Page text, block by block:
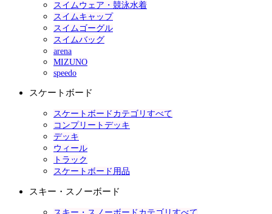
スイムウェア・競泳水着
スイムキャップ
スイムゴーグル
スイムバッグ
arena
MIZUNO
speedo
スケートボード
スケートボードカテゴリすべて
コンプリートデッキ
デッキ
ウィール
トラック
スケートボード用品
スキー・スノーボード